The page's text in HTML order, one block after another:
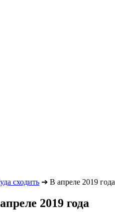
сходить ➔ В апреле 2019 года
2019 года